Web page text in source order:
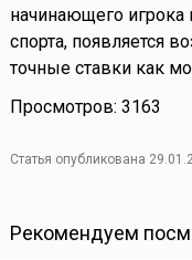
начинающего игрока
спорта, появляется
точные ставки как
Просмотров: 3163
Статья опубликована
Рекомендуем